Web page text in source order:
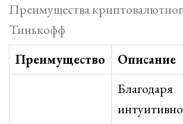
Преимущества
Тинькофф
Преимущество
Описание
Благодаря